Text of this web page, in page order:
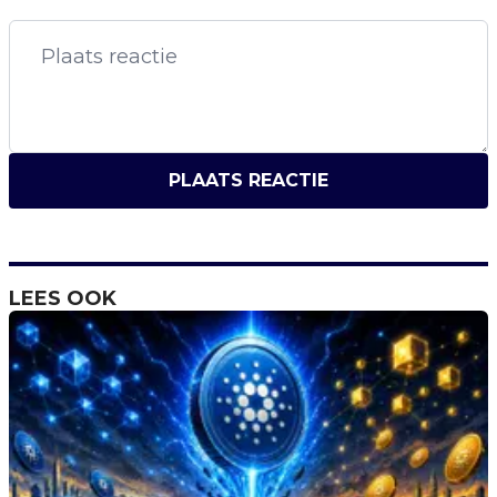
PLAATS REACTIE
LEES OOK